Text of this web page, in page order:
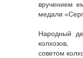
вручением
медали
Народный
колхозов,
советом